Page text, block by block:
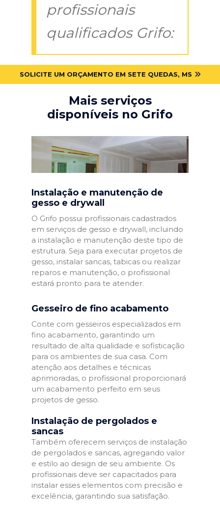
profissionais
qualificados Grifo:
SOLICITE UM ORÇAMENTO EM SETE QUEDAS, MS
Mais serviços
disponíveis no Grifo
Instalação e manutenção de
gesso e drywall
O Grifo possui profissionais cadastrados
em serviços de gesso e drywall, incluindo
a instalação e manutenção deste tipo de
estrutura. Seja para executar projetos de
gesso, instalar sancas, tabicas ou realizar
reparos e manutenção, o profissional
estará pronto para te atender.
Gesseiro de fino acabamento
Conte com gesseiros especializados em
fino acabamento, garantindo um
resultado de alta qualidade e sofisticação
para os ambientes de sua casa. Com
atenção aos detalhes e técnicas
aprimoradas, o profissional proporcionará
um acabamento perfeito em seus
projetos de gesso.
Instalação de pergolados e
sancas
Também oferecem serviços de instalação
de pergolados e sancas, agregando valor
e estilo ao design de seu ambiente. Os
profissionais deve ser capacitados para
instalar esses elementos com precisão e
excelência, garantindo sua satisfação.